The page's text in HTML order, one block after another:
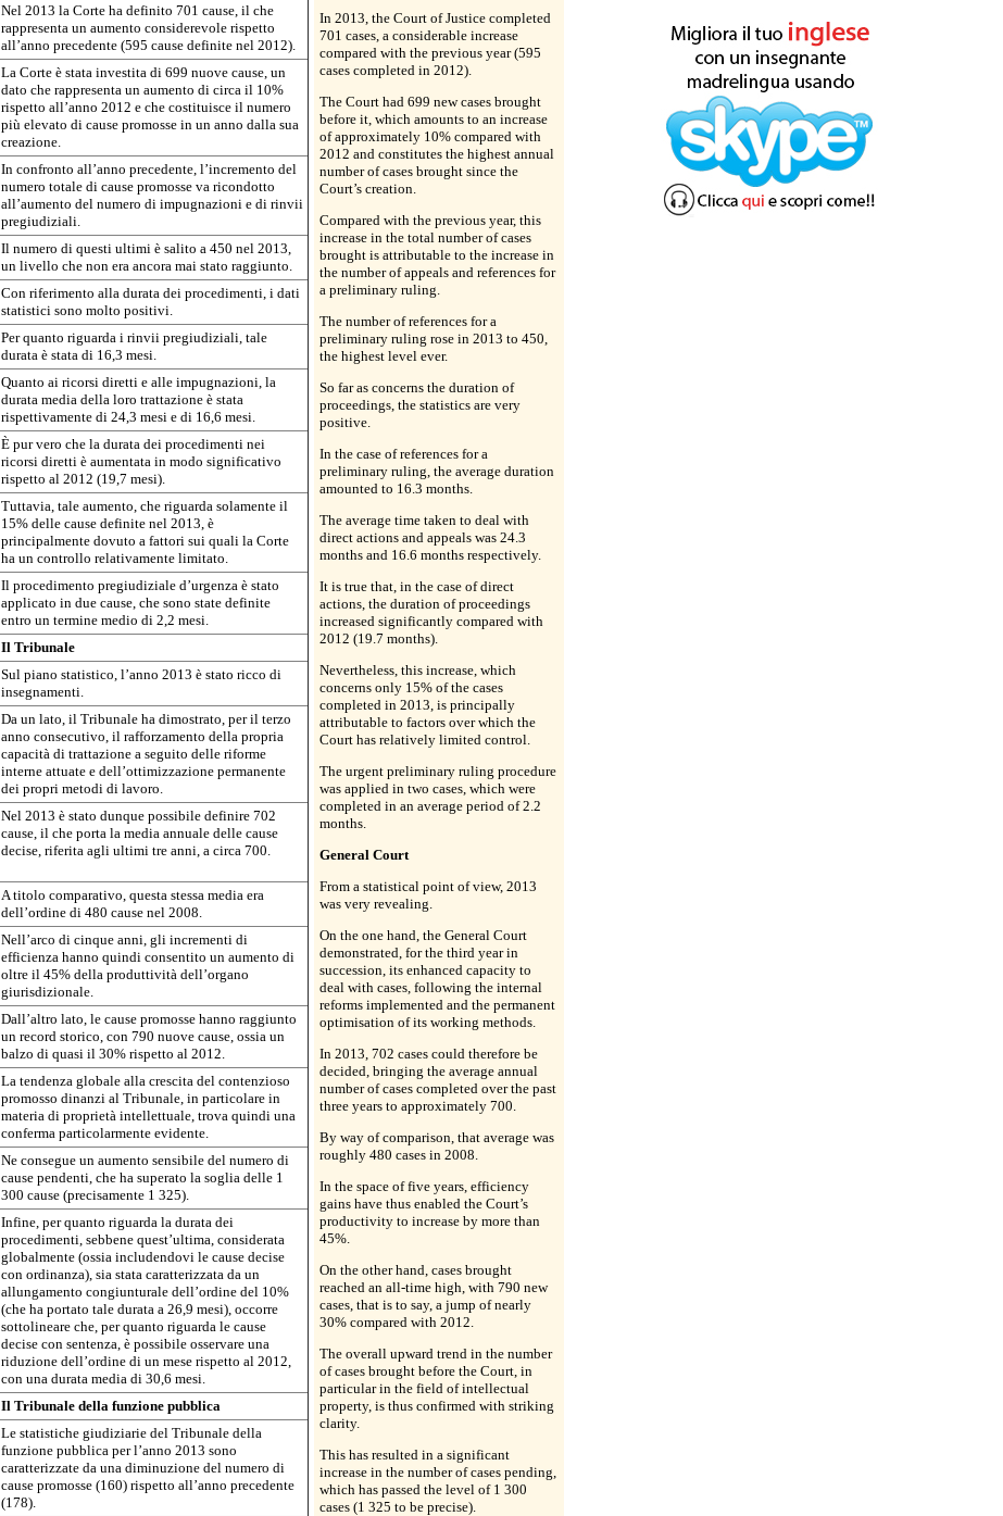
Nel 2013 la Corte ha definito 701 cause, il che
rappresenta un aumento considerevole rispetto
all’anno precedente (595 cause definite nel 2012).
La Corte è stata investita di 699 nuove cause, un
dato che rappresenta un aumento di circa il 10%
rispetto all’anno 2012 e che costituisce il numero
più elevato di cause promosse in un anno dalla sua
creazione.
In confronto all’anno precedente, l’incremento del
numero totale di cause promosse va ricondotto
all’aumento del numero di impugnazioni e di rinvii
pregiudiziali.
Il numero di questi ultimi è salito a 450 nel 2013,
un livello che non era ancora mai stato raggiunto.
Con riferimento alla durata dei procedimenti, i dati
statistici sono molto positivi.
Per quanto riguarda i rinvii pregiudiziali, tale
durata è stata di 16,3 mesi.
Quanto ai ricorsi diretti e alle impugnazioni, la
durata media della loro trattazione è stata
rispettivamente di 24,3 mesi e di 16,6 mesi.
È pur vero che la durata dei procedimenti nei
ricorsi diretti è aumentata in modo significativo
rispetto al 2012 (19,7 mesi).
Tuttavia, tale aumento, che riguarda solamente il
15% delle cause definite nel 2013, è
principalmente dovuto a fattori sui quali la Corte
ha un controllo relativamente limitato.
Il procedimento pregiudiziale d’urgenza è stato
applicato in due cause, che sono state definite
entro un termine medio di 2,2 mesi.
Il Tribunale
Sul piano statistico, l’anno 2013 è stato ricco di
insegnamenti.
Da un lato, il Tribunale ha dimostrato, per il terzo
anno consecutivo, il rafforzamento della propria
capacità di trattazione a seguito delle riforme
interne attuate e dell’ottimizzazione permanente
dei propri metodi di lavoro.
Nel 2013 è stato dunque possibile definire 702
cause, il che porta la media annuale delle cause
decise, riferita agli ultimi tre anni, a circa 700.
A titolo comparativo, questa stessa media era
dell’ordine di 480 cause nel 2008.
Nell’arco di cinque anni, gli incrementi di
efficienza hanno quindi consentito un aumento di
oltre il 45% della produttività dell’organo
giurisdizionale.
Dall’altro lato, le cause promosse hanno raggiunto
un record storico, con 790 nuove cause, ossia un
balzo di quasi il 30% rispetto al 2012.
La tendenza globale alla crescita del contenzioso
promosso dinanzi al Tribunale, in particolare in
materia di proprietà intellettuale, trova quindi una
conferma particolarmente evidente.
Ne consegue un aumento sensibile del numero di
cause pendenti, che ha superato la soglia delle 1
300 cause (precisamente 1 325).
Infine, per quanto riguarda la durata dei
procedimenti, sebbene quest’ultima, considerata
globalmente (ossia includendovi le cause decise
con ordinanza), sia stata caratterizzata da un
allungamento congiunturale dell’ordine del 10%
(che ha portato tale durata a 26,9 mesi), occorre
sottolineare che, per quanto riguarda le cause
decise con sentenza, è possibile osservare una
riduzione dell’ordine di un mese rispetto al 2012,
con una durata media di 30,6 mesi.
Il Tribunale della funzione pubblica
Le statistiche giudiziarie del Tribunale della
funzione pubblica per l’anno 2013 sono
caratterizzate da una diminuzione del numero di
cause promosse (160) rispetto all’anno precedente
(178).
In 2013, the Court of Justice completed
701 cases, a considerable increase
compared with the previous year (595
cases completed in 2012).
The Court had 699 new cases brought
before it, which amounts to an increase
of approximately 10% compared with
2012 and constitutes the highest annual
number of cases brought since the
Court’s creation.
Compared with the previous year, this
increase in the total number of cases
brought is attributable to the increase in
the number of appeals and references for
a preliminary ruling.
The number of references for a
preliminary ruling rose in 2013 to 450,
the highest level ever.
So far as concerns the duration of
proceedings, the statistics are very
positive.
In the case of references for a
preliminary ruling, the average duration
amounted to 16.3 months.
The average time taken to deal with
direct actions and appeals was 24.3
months and 16.6 months respectively.
It is true that, in the case of direct
actions, the duration of proceedings
increased significantly compared with
2012 (19.7 months).
Nevertheless, this increase, which
concerns only 15% of the cases
completed in 2013, is principally
attributable to factors over which the
Court has relatively limited control.
The urgent preliminary ruling procedure
was applied in two cases, which were
completed in an average period of 2.2
months.
General Court
From a statistical point of view, 2013
was very revealing.
On the one hand, the General Court
demonstrated, for the third year in
succession, its enhanced capacity to
deal with cases, following the internal
reforms implemented and the permanent
optimisation of its working methods.
In 2013, 702 cases could therefore be
decided, bringing the average annual
number of cases completed over the past
three years to approximately 700.
By way of comparison, that average was
roughly 480 cases in 2008.
In the space of five years, efficiency
gains have thus enabled the Court’s
productivity to increase by more than
45%.
On the other hand, cases brought
reached an all-time high, with 790 new
cases, that is to say, a jump of nearly
30% compared with 2012.
The overall upward trend in the number
of cases brought before the Court, in
particular in the field of intellectual
property, is thus confirmed with striking
clarity.
This has resulted in a significant
increase in the number of cases pending,
which has passed the level of 1 300
cases (1 325 to be precise).